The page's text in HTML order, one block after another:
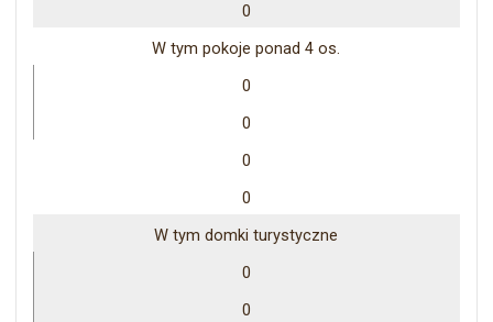
0
W tym pokoje ponad 4 os.
0
0
0
0
W tym domki turystyczne
0
0